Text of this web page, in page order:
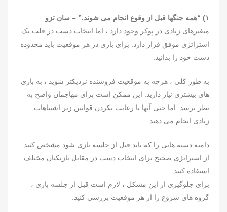
۱) “همه جنگها قبل از وقوع انجام می شوند.” – سان تزو
متغیرهای زیادی در پوکر وجود دارد ، اما انتخاب دست در قلب یک
استراتژی موفق قرار دارد. برای بازی در هر موقعیت باید محدوده
دست خود را بدانید.
به طور کلی ، هرچه به موقعیت فروشنده نزدیکتر شوید ، به بازی
های بیشتری نیاز دارید. این ممکن است برای مهاجمان واضح به
نظر برسد: اما حتی آنها با رعایت نکردن قوانین زیر اشتباهات
زیادی انجام می دهند:
دامنه دسته هایی را که باید قبل از جلسه بازی شود مشخص کنید.
از استراتژی صحیح برای انتخاب دست در مقابل بازیکنان مختلف
استفاده کنید.
برای جلوگیری از این مشکل ، لازم است قبل از جلسه بازی ،
گروه های شروع را از هر موقعیت بررسی کنید.